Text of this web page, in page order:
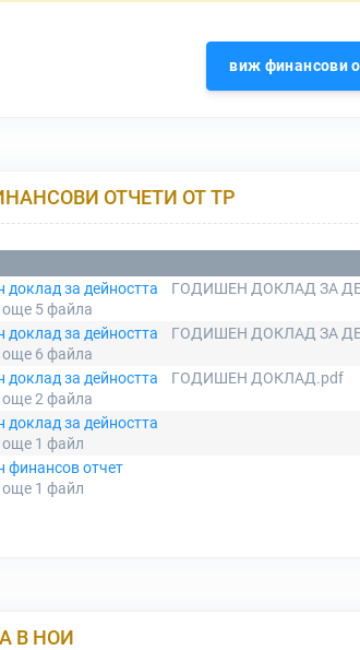
виж финансови
ОТЧЕТИ ОТ ТР
доклад за дейността
ГОДИШЕН ДОКЛАД ЗА
5файла
доклад за дейността
ГОДИШЕН ДОКЛАД ЗА
6 файла
доклад за дейността
ГОДИШЕН ДОКЛАД.pdf
2 файла
доклад за дейността
1 файл
финансов отчет
1 файл
В НОИ